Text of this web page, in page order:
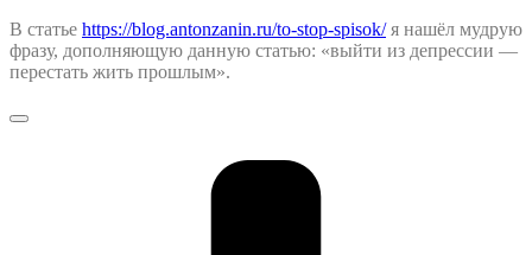
В статье https://blog.antonzanin.ru/to-stop-spisok/я нашёл мудрую
фразу, дополняющую данную статью: «выйти из депрессии —
перестать жить прошлым».